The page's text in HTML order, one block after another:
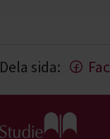
Dela sida:
Gå till